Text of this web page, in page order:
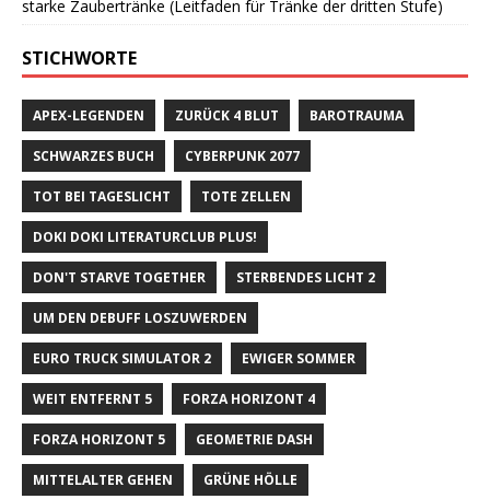
starke Zaubertränke (Leitfaden für Tränke der dritten Stufe)
STICHWORTE
APEX-LEGENDEN ZURÜCK 4 BLUT BAROTRAUMA
SCHWARZES BUCH CYBERPUNK 2077
TOT BEI TAGESLICHT TOTE ZELLEN
DOKI DOKI LITERATURCLUB PLUS!
DON'T STARVE TOGETHER STERBENDES LICHT 2
UM DEN DEBUFF LOSZUWERDEN
EURO TRUCK SIMULATOR 2 EWIGER SOMMER
WEIT ENTFERNT 5 FORZA HORIZONT 4
FORZA HORIZONT 5 GEOMETRIE DASH
MITTELALTER GEHEN GRÜNE HÖLLE